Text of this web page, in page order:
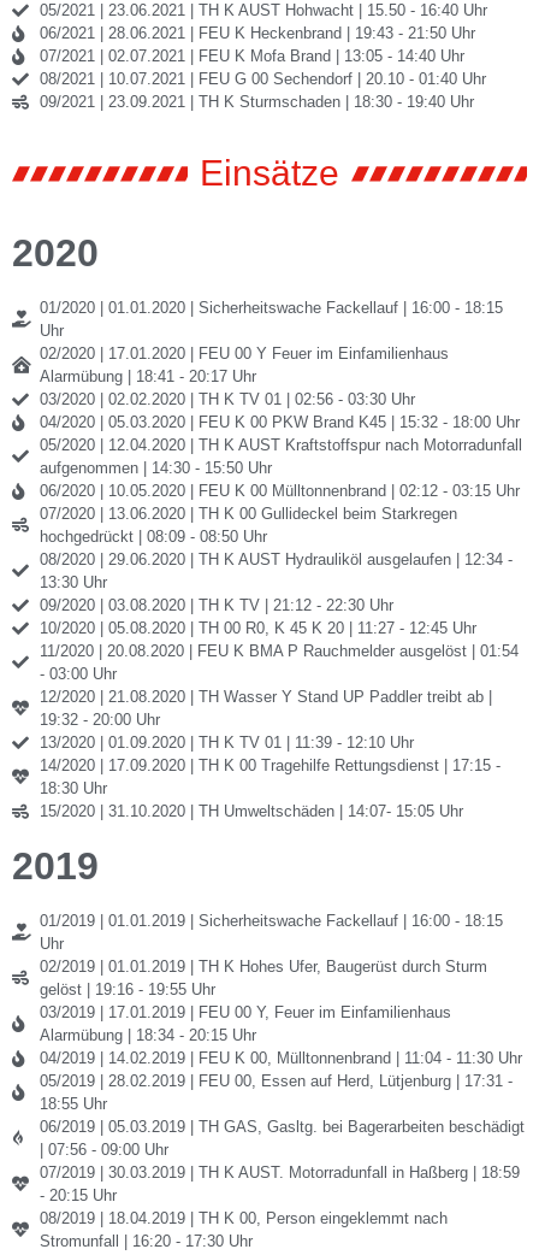
05/2021 | 23.06.2021 | TH K AUST Hohwacht | 15.50 - 16:40 Uhr
06/2021 | 28.06.2021 | FEU K Heckenbrand | 19:43 - 21:50 Uhr
07/2021 | 02.07.2021 | FEU K Mofa Brand | 13:05 - 14:40 Uhr
08/2021 | 10.07.2021 | FEU G 00 Sechendorf | 20.10 - 01:40 Uhr
09/2021 | 23.09.2021 | TH K Sturmschaden | 18:30 - 19:40 Uhr
Einsätze
2020
01/2020 | 01.01.2020 | Sicherheitswache Fackellauf | 16:00 - 18:15
Uhr
02/2020 | 17.01.2020 | FEU 00 Y Feuer im Einfamilienhaus
Alarmübung | 18:41 - 20:17 Uhr
03/2020 | 02.02.2020 | TH K TV 01 | 02:56 - 03:30 Uhr
04/2020 | 05.03.2020 | FEU K 00 PKW Brand K45 | 15:32 - 18:00 Uhr
05/2020 | 12.04.2020 | TH K AUST Kraftstoffspur nach Motorradunfall
aufgenommen | 14:30 - 15:50 Uhr
06/2020 | 10.05.2020 | FEU K 00 Mülltonnenbrand | 02:12 - 03:15 Uhr
07/2020 | 13.06.2020 | TH K 00 Gullideckel beim Starkregen
hochgedrückt | 08:09 - 08:50 Uhr
08/2020 | 29.06.2020 | TH K AUST Hydrauliköl ausgelaufen | 12:34 -
13:30 Uhr
09/2020 | 03.08.2020 | TH K TV | 21:12 - 22:30 Uhr
10/2020 | 05.08.2020 | TH 00 R0, K 45 K 20 | 11:27 - 12:45 Uhr
11/2020 | 20.08.2020 | FEU K BMA P Rauchmelder ausgelöst | 01:54
- 03:00 Uhr
12/2020 | 21.08.2020 | TH Wasser Y Stand UP Paddler treibt ab |
19:32 - 20:00 Uhr
13/2020 | 01.09.2020 | TH K TV 01 | 11:39 - 12:10 Uhr
14/2020 | 17.09.2020 | TH K 00 Tragehilfe Rettungsdienst | 17:15 -
18:30 Uhr
15/2020 | 31.10.2020 | TH Umweltschäden | 14:07- 15:05 Uhr
2019
01/2019 | 01.01.2019 | Sicherheitswache Fackellauf | 16:00 - 18:15
Uhr
02/2019 | 01.01.2019 | TH K Hohes Ufer, Baugerüst durch Sturm
gelöst | 19:16 - 19:55 Uhr
03/2019 | 17.01.2019 | FEU 00 Y, Feuer im Einfamilienhaus
Alarmübung | 18:34 - 20:15 Uhr
04/2019 | 14.02.2019 | FEU K 00, Mülltonnenbrand | 11:04 - 11:30 Uhr
05/2019 | 28.02.2019 | FEU 00, Essen auf Herd, Lütjenburg | 17:31 -
18:55 Uhr
06/2019 | 05.03.2019 | TH GAS, Gasltg. bei Bagerarbeiten beschädigt
| 07:56 - 09:00 Uhr
07/2019 | 30.03.2019 | TH K AUST. Motorradunfall in Haßberg | 18:59
- 20:15 Uhr
08/2019 | 18.04.2019 | TH K 00, Person eingeklemmt nach
Stromunfall | 16:20 - 17:30 Uhr